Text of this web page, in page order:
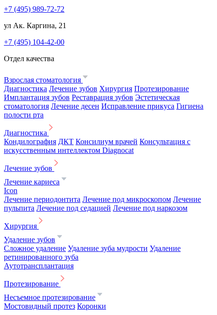
+7 (495) 989-72-72
ул Ак. Каргина, 21
+7 (495) 104-42-00
Отдел качества
Взрослая стоматология
Диагностика Лечение зубов Хирургия Протезирование
Имплантация зубов Реставрация зубов Эстетическая
стоматология Лечение десен Исправление прикуса Гигиена
полости рта
Диагностика
Кондилография ДКТ Консилиум врачей Консультация с
искусственным интеллектом Diagnocat
Лечение зубов
Лечение кариеса
Icon
Лечение периодонтита Лечение под микроскопом Лечение
пульпита Лечение под седацией Лечение под наркозом
Хирургия
Удаление зубов
Сложное удаление Удаление зуба мудрости Удаление
ретинированного зуба
Аутотрансплантация
Протезирование
Несъемное протезирование
Мостовидный протез Коронки